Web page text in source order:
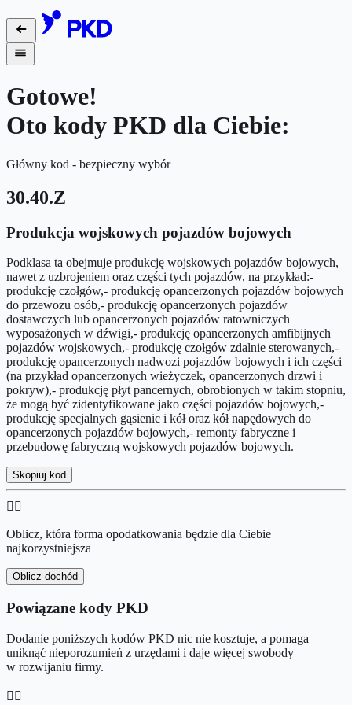
Gotowe!
Oto kody PKD dla Ciebie:
Główny kod - bezpieczny wybór
30.40.Z
Produkcja wojskowych pojazdów bojowych
Podklasa ta obejmuje produkcję wojskowych pojazdów bojowych,
nawet z uzbrojeniem oraz części tych pojazdów, na przykład:-
produkcję czołgów,- produkcję opancerzonych pojazdów bojowych
do przewozu osób,- produkcję opancerzonych pojazdów
dostawczych lub opancerzonych pojazdów ratowniczych
wyposażonych w dźwigi,- produkcję opancerzonych amfibijnych
pojazdów wojskowych,- produkcję czołgów zdalnie sterowanych,-
produkcję opancerzonych nadwozi pojazdów bojowych i ich części
(na przykład opancerzonych wieżyczek, opancerzonych drzwi i
pokryw),- produkcję płyt pancernych, obrobionych w takim stopniu,
że mogą być zidentyfikowane jako części pojazdów bojowych,-
produkcję specjalnych gąsienic i kół oraz kół napędowych do
opancerzonych pojazdów bojowych,- remonty fabryczne i
przebudowę fabryczną wojskowych pojazdów bojowych.
Skopiuj kod
👉🏻
Oblicz, która forma opodatkowania będzie dla Ciebie
najkorzystniejsza
Oblicz dochód
Powiązane kody PKD
Dodanie poniższych kodów PKD nic nie kosztuje, a pomaga
uniknąć nieporozumień z urzędami i daje więcej swobody
w rozwijaniu firmy.
👉🏻